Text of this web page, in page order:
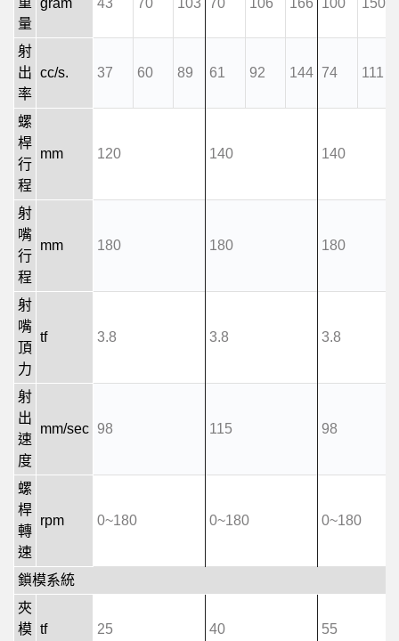
量
射
出
率
cc/s. 37 60 89 61 92 144 74 111
螺
桿
行
程
mm 120 140 140
射
嘴
行
程
mm 180 180 180
射
嘴
頂
力
tf 3.8 3.8 3.8
射
出
速
度
mm/sec 98 115 98
螺
桿
轉
速
rpm 0~180 0~180 0~180
鎖模系統
夾
模 tf 25 40 55